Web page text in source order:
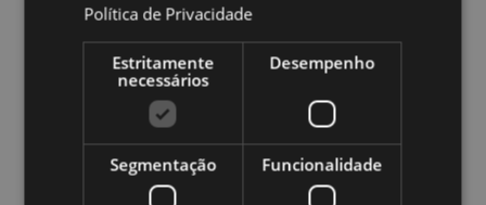
Altura 15.5cm Largura 8cm Profundidade 10cm
5055071511622
18
0.348000
Não
Política de Privacidade
Estritamente
necessários
Desempenho
Segmentação Funcionalidade